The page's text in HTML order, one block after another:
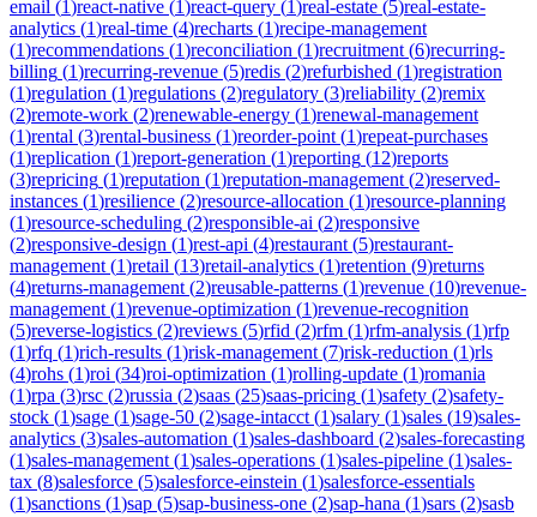
email (1)react-native (1)react-query (1)real-estate (5)real-estate-
analytics (1)real-time (4)recharts (1)recipe-management
(1)recommendations (1)reconciliation (1)recruitment (6)recurring-
billing (1)recurring-revenue (5)redis (2)refurbished (1)registration
(1)regulation (1)regulations (2)regulatory (3)reliability (2)remix
(2)remote-work (2)renewable-energy (1)renewal-management
(1)rental (3)rental-business (1)reorder-point (1)repeat-purchases
(1)replication (1)report-generation (1)reporting (12)reports
(3)repricing (1)reputation (1)reputation-management (2)reserved-
instances (1)resilience (2)resource-allocation (1)resource-planning
(1)resource-scheduling (2)responsible-ai (2)responsive
(2)responsive-design (1)rest-api (4)restaurant (5)restaurant-
management (1)retail (13)retail-analytics (1)retention (9)returns
(4)returns-management (2)reusable-patterns (1)revenue (10)revenue-
management (1)revenue-optimization (1)revenue-recognition
(5)reverse-logistics (2)reviews (5)rfid (2)rfm (1)rfm-analysis (1)rfp
(1)rfq (1)rich-results (1)risk-management (7)risk-reduction (1)rls
(4)rohs (1)roi (34)roi-optimization (1)rolling-update (1)romania
(1)rpa (3)rsc (2)russia (2)saas (25)saas-pricing (1)safety (2)safety-
stock (1)sage (1)sage-50 (2)sage-intacct (1)salary (1)sales (19)sales-
analytics (3)sales-automation (1)sales-dashboard (2)sales-forecasting
(1)sales-management (1)sales-operations (1)sales-pipeline (1)sales-
tax (8)salesforce (5)salesforce-einstein (1)salesforce-essentials
(1)sanctions (1)sap (5)sap-business-one (2)sap-hana (1)sars (2)sasb